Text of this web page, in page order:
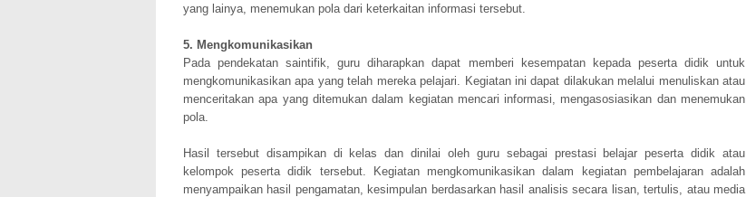
yang lainya, menemukan pola dari keterkaitan informasi tersebut.
5. Mengkomunikasikan
Pada pendekatan saintifik, guru diharapkan dapat memberi kesempatan kepada peserta didik untuk
mengkomunikasikan apa yang telah mereka pelajari. Kegiatan ini dapat dilakukan melalui menuliskan atau
menceritakan apa yang ditemukan dalam kegiatan mencari informasi, mengasosiasikan dan menemukan
pola.
Hasil tersebut disampikan di kelas dan dinilai oleh guru sebagai prestasi belajar peserta didik atau
kelompok peserta didik tersebut. Kegiatan mengkomunikasikan dalam kegiatan pembelajaran adalah
menyampaikan hasil pengamatan, kesimpulan berdasarkan hasil analisis secara lisan, tertulis, atau media